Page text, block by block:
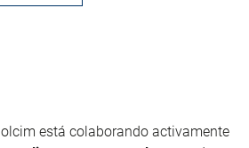
está colaborando activamente